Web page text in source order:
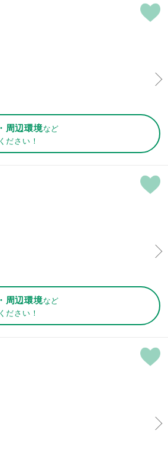
周辺環境など
ださい！
周辺環境など
ださい！